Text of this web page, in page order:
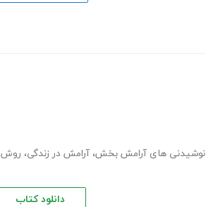
نوشیدنی های آرامش بخش، آرامش در زندگی، روش
دانلود کتاب